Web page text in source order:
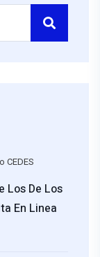
CEDES
Los De Los
En Linea